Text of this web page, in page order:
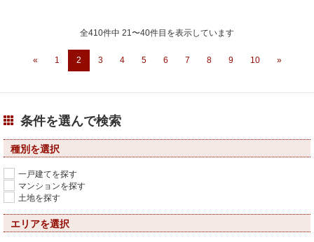
全410件中 21〜40件目を表示しています
« 1 2 3 4 5 6 7 8 9 10 »
条件を選んで検索
種別を選択
一戸建てを探す
マンションを探す
土地を探す
エリアを選択